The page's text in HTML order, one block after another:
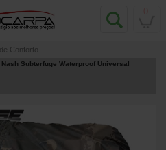
Conforto
Subterfuge Waterproof Universal